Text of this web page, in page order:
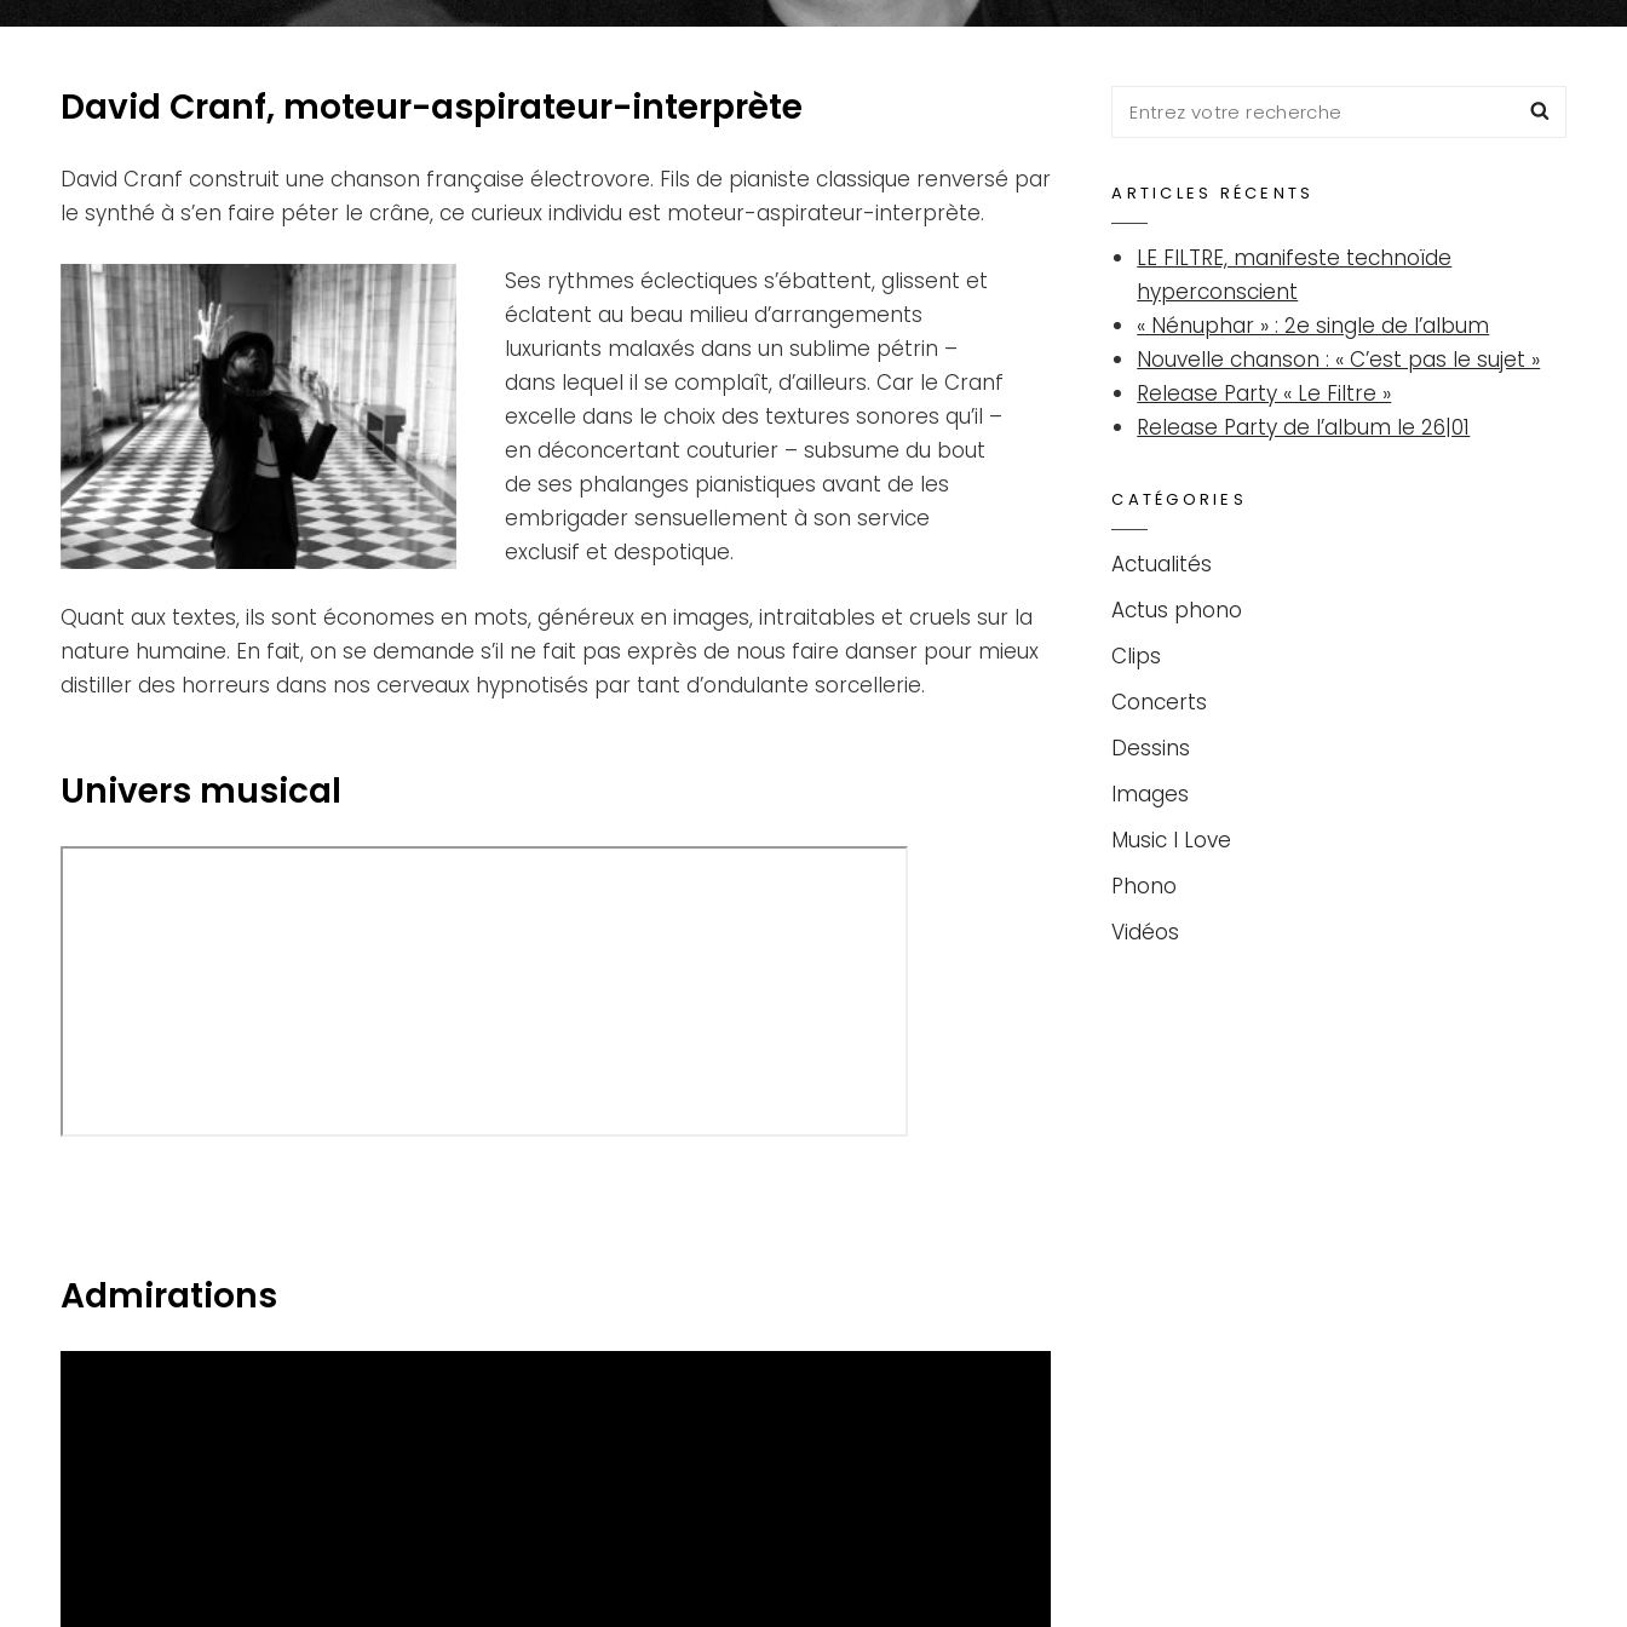
David Cranf, moteur-aspirateur-interprète
David Cranf construit une chanson française électrovore. Fils de pianiste classique renversé par
le synthé à s’en faire péter le crâne, ce curieux individu est moteur-aspirateur-interprète.
Ses rythmes éclectiques s’ébattent, glissent et
éclatent au beau milieu d’arrangements
luxuriants malaxés dans un sublime pétrin –
dans lequel il se complaît, d’ailleurs. Car le Cranf
excelle dans le choix des textures sonores qu’il –
en déconcertant couturier – subsume du bout
de ses phalanges pianistiques avant de les
embrigader sensuellement à son service
exclusif et despotique.
Quant aux textes, ils sont économes en mots, généreux en images, intraitables et cruels sur la
nature humaine. En fait, on se demande s’il ne fait pas exprès de nous faire danser pour mieux
distiller des horreurs dans nos cerveaux hypnotisés par tant d’ondulante sorcellerie.
Univers musical
Admirations
Search
ARTICLES RÉCENTS
LE FILTRE, manifeste technoïde
hyperconscient
« Nénuphar » : 2e single de l’album
Nouvelle chanson : « C’est pas le sujet »
Release Party « Le Filtre »
Release Party de l’album le 26|01
CATÉGORIES
Actualités
Actus phono
Clips
Concerts
Dessins
Images
Music I Love
Phono
Vidéos